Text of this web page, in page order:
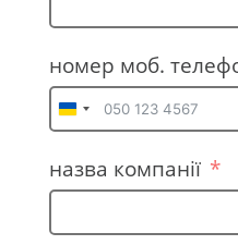
номер моб.
U
r
назва компанії